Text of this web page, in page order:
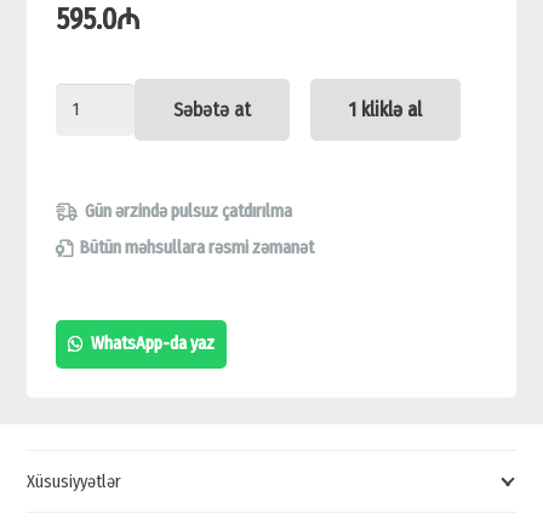
595.0₼
RƏQƏMSAL
İŞARƏ
YÖNLƏNDİRMƏ
EKRANI,
Səbətə at 1 kliklə al
Gün ərzində pulsuz çatdırılma
Bütün məhsullara rəsmi zəmanət
WhatsApp-da yaz
Xüsusiyyətlər